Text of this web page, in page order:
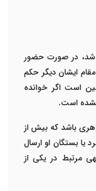
شد، در صورت حضور
مقام ایشان دیگر حکم
است اگر خوانده
نشده است.
باشد که بیش از
یا بستگان او ارسال
مرتبط در یکی از